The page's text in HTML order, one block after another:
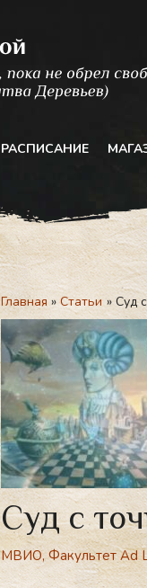
РАСПИСАНИЕ
Главная Статьи Суд
Суд с
МВИО,Факультет Ad